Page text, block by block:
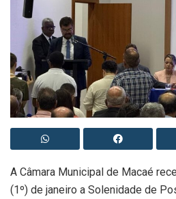
A Câmara Municipal de Macaé
(1º) de janeiro a Solenidade de